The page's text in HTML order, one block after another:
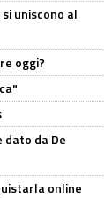
uniscono al
oggi?
da De
online